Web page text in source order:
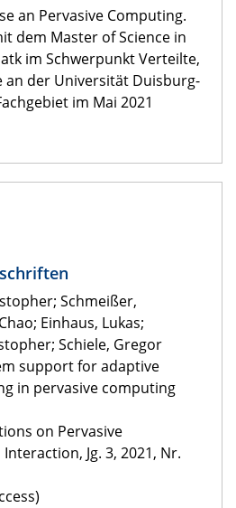
an Pervasive Computing.
dem Master of Science in
im Schwerpunkt Verteilte,
an der Universität Duisburg-
im Mai 2021
Schmeißer,
Einhaus, Lukas;
Schiele, Gregor
support for adaptive
in pervasive computing
on Pervasive
Jg. 3, 2021, Nr.